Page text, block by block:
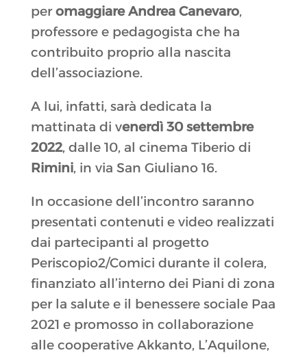
peromaggiare Andrea Canevaro,
professore e pedagogista che ha
contribuito proprio alla nascita
dell’associazione.
A lui, infatti, sarà dedicata la
mattinata di venerdì 30 settembre
2022, dalle 10, al cinema Tiberio di
Rimini, in via San Giuliano 16.
In occasione dell’incontro saranno
presentati contenuti e video realizzati
dai partecipanti al progetto
Periscopio2/Comici durante il colera,
finanziato all’interno dei Piani di zona
per la salute e il benessere sociale Paa
2021 e promosso in collaborazione
alle cooperative Akkanto, L’Aquilone,